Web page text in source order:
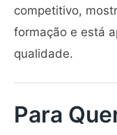
competitivo,
formação e está
qualidade.
Para